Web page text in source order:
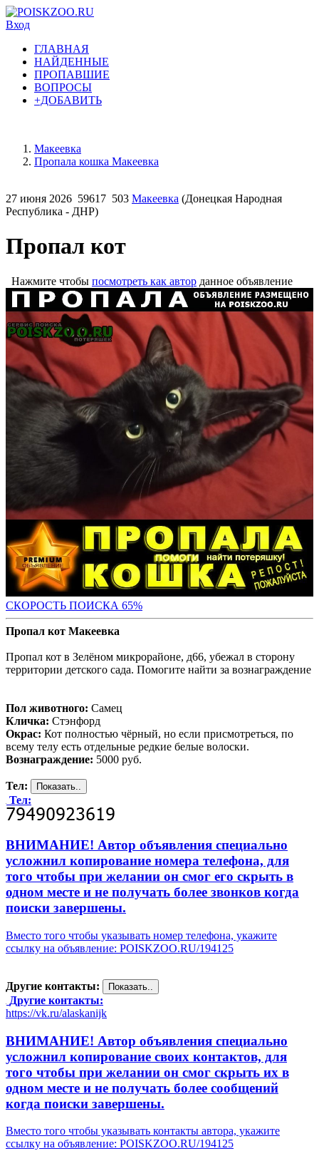
Вход
ГЛАВНАЯ
НАЙДЕННЫЕ
ПРОПАВШИЕ
ВОПРОСЫ
+ДОБАВИТЬ
Макеевка
Пропала кошка Макеевка
27 июня 2026 59617 503 Макеевка (Донецкая Народная
Республика - ДНР)
Пропал кот
Нажмите чтобы посмотреть как автор данное объявление
СКОРОСТЬ ПОИСКА 65%
Пропал кот Макеевка
Пропал кот в Зелёном микрорайоне, д66, убежал в сторону
территории детского сада. Помогите найти за вознаграждение
Пол животного: Самец
Кличка: Стэнфорд
Окрас: Кот полностью чёрный, но если присмотреться, по
всему телу есть отдельные редкие белые волоски.
Вознаграждение: 5000 руб.
Тел:
Тел:
ВНИМАНИЕ! Автор объявления специально
усложнил копирование номера телефона, для
того чтобы при желании он смог его скрыть в
одном месте и не получать более звонков когда
поиски завершены.
Вместо того чтобы указывать номер телефона, укажите
ссылку на объявление: POISKZOO.RU/194125
Другие контакты:
Другие контакты:
https://vk.ru/alaskanijk
ВНИМАНИЕ! Автор объявления специально
усложнил копирование своих контактов, для
того чтобы при желании он смог скрыть их в
одном месте и не получать более сообщений
когда поиски завершены.
Вместо того чтобы указывать контакты автора, укажите
ссылку на объявление: POISKZOO.RU/194125